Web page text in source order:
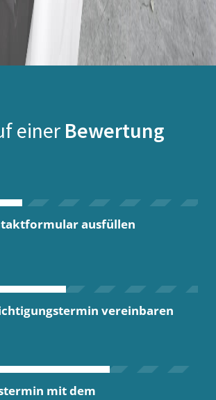
einer Bewertung
ausfüllen
vereinbaren
mit dem